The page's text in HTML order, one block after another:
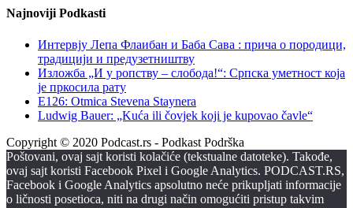
Najnoviji Podkasti
Интервју Лепа Флаибан и Баба Сава : прича о породици,
традицији и предузетништву
Изложба „И у ропству – слобода!“: Српска уметност која
је пркосила рату
E126: Otmica Stevena Staynera
Ludwig Bauer: „Kuća ili čovjek koji je kupovao čavle“
Copyright © 2020 Podcast.rs - Podkast Podrška
Poštovani, ovaj sajt koristi kolačiće (tekstualne datoteke). Takođe,
ovaj sajt koristi Facebook Pixel i Google Analytics. PODCAST.RS,
Facebook i Google Analytics apsolutno neće prikupljati informacije
o ličnosti posetioca, niti na drugi način omogućiti pristup takvim